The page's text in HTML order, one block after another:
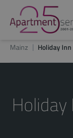
Mainz Holiday